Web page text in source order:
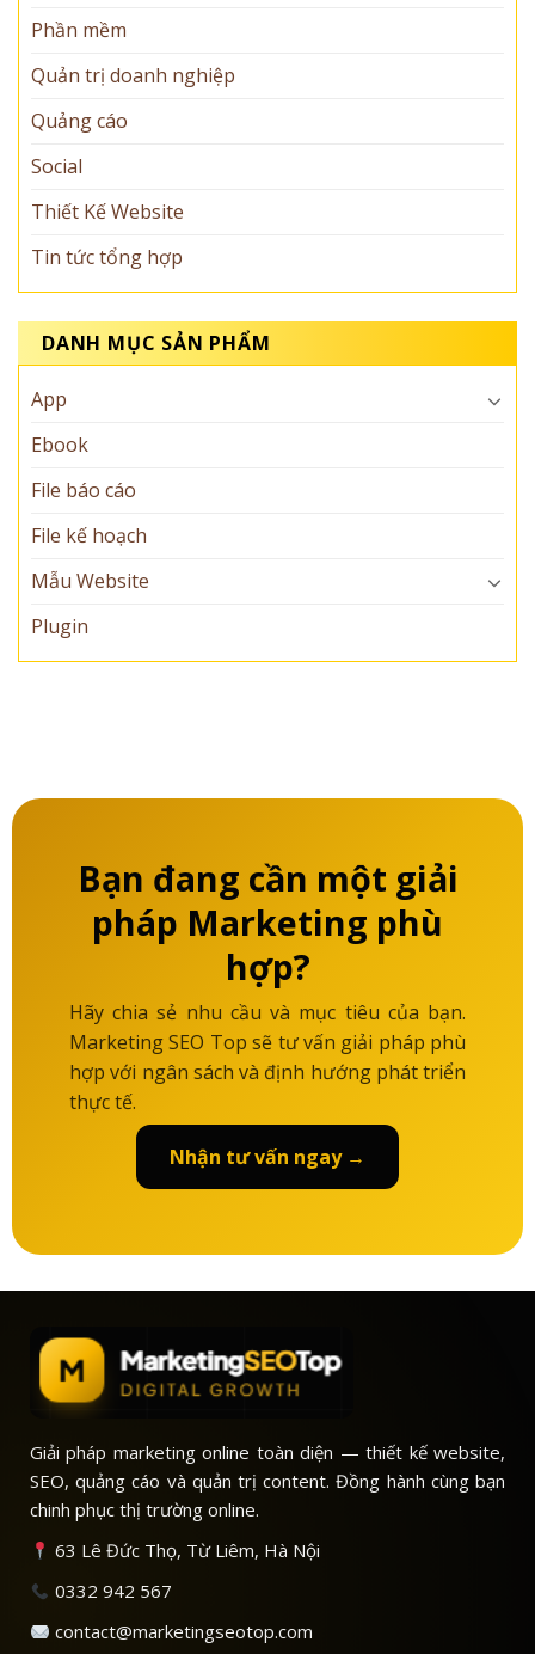
Phần mềm
Quản trị doanh nghiệp
Quảng cáo
Social
Thiết Kế Website
Tin tức tổng hợp
DANH MỤC SẢN PHẨM
App
Ebook
File báo cáo
File kế hoạch
Mẫu Website
Plugin
Bạn đang cần một giải
pháp Marketing phù
hợp?
Hãy chia sẻ nhu cầu và mục tiêu của bạn.
Marketing SEO Top sẽ tư vấn giải pháp phù
hợp với ngân sách và định hướng phát triển
thực tế.
Nhận tư vấn ngay →
Giải pháp marketing online toàn diện — thiết kế website,
SEO, quảng cáo và quản trị content. Đồng hành cùng bạn
chinh phục thị trường online.
63 Lê Đức Thọ, Từ Liêm, Hà Nội
0332 942 567
contact@marketingseotop.com